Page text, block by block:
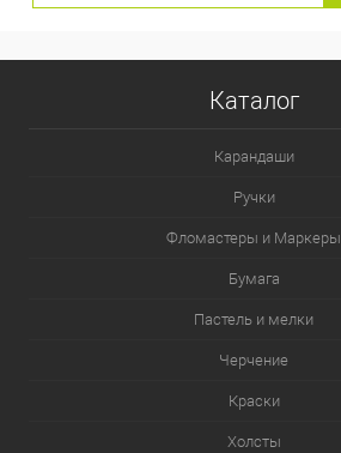
Каталог
Карандаши
Ручки
Фломастеры и Маркеры
Бумага
Пастель и мелки
Черчение
Краски
Холсты